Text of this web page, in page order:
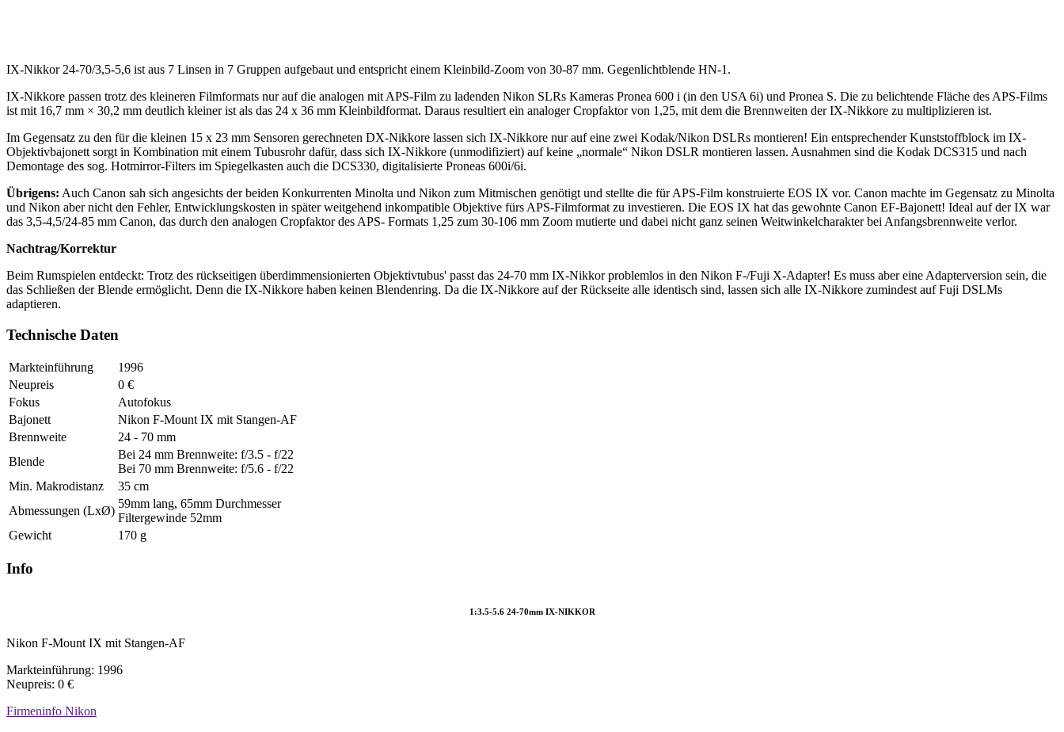
IX-Nikkor 24-70/3,5-5,6 ist aus 7 Linsen in 7 Gruppen aufgebaut und entspricht einem Kleinbild-Zoom von 30-87 mm. Gegenlichtblende HN-1.
IX-Nikkore passen trotz des kleineren Filmformats nur auf die analogen mit APS-Film zu ladenden Nikon SLRs Kameras Pronea 600 i (in den USA 6i) und Pronea S. Die zu belichtende Fläche des APS-Films
ist mit 16,7 mm × 30,2 mm deutlich kleiner ist als das 24 x 36 mm Kleinbildformat. Daraus resultiert ein analoger Cropfaktor von 1,25, mit dem die Brennweiten der IX-Nikkore zu multiplizieren ist.
Im Gegensatz zu den für die kleinen 15 x 23 mm Sensoren gerechneten DX-Nikkore lassen sich IX-Nikkore nur auf eine zwei Kodak/Nikon DSLRs montieren! Ein entsprechender Kunststoffblock im IX-
Objektivbajonett sorgt in Kombination mit einem Tubusrohr dafür, dass sich IX-Nikkore (unmodifiziert) auf keine „normale“ Nikon DSLR montieren lassen. Ausnahmen sind die Kodak DCS315 und nach
Demontage des sog. Hotmirror-Filters im Spiegelkasten auch die DCS330, digitalisierte Proneas 600i/6i.
Übrigens: Auch Canon sah sich angesichts der beiden Konkurrenten Minolta und Nikon zum Mitmischen genötigt und stellte die für APS-Film konstruierte EOS IX vor. Canon machte im Gegensatz zu Minolta
und Nikon aber nicht den Fehler, Entwicklungskosten in später weitgehend inkompatible Objektive fürs APS-Filmformat zu investieren. Die EOS IX hat das gewohnte Canon EF-Bajonett! Ideal auf der IX war
das 3,5-4,5/24-85 mm Canon, das durch den analogen Cropfaktor des APS- Formats 1,25 zum 30-106 mm Zoom mutierte und dabei nicht ganz seinen Weitwinkelcharakter bei Anfangsbrennweite verlor.
Nachtrag/Korrektur
Beim Rumspielen entdeckt: Trotz des rückseitigen überdimmensionierten Objektivtubus' passt das 24-70 mm IX-Nikkor problemlos in den Nikon F-/Fuji X-Adapter! Es muss aber eine Adapterversion sein, die
das Schließen der Blende ermöglicht. Denn die IX-Nikkore haben keinen Blendenring. Da die IX-Nikkore auf der Rückseite alle identisch sind, lassen sich alle IX-Nikkore zumindest auf Fuji DSLMs
adaptieren.
Technische Daten
Markteinführung
1996
Neupreis
0 €
Fokus
Autofokus
Bajonett
Nikon F-Mount IX mit Stangen-AF
Brennweite
24 - 70 mm
Blende
Bei 24 mm Brennweite: f/3.5 - f/22
Bei 70 mm Brennweite: f/5.6 - f/22
Min. Makrodistanz
35 cm
Abmessungen (LxØ)
59mm lang, 65mm Durchmesser
Filtergewinde 52mm
Gewicht
170 g
Info
1:3.5-5.6 24-70mm IX-NIKKOR
Nikon F-Mount IX mit Stangen-AF
Markteinführung: 1996
Neupreis: 0 €
Firmeninfo Nikon